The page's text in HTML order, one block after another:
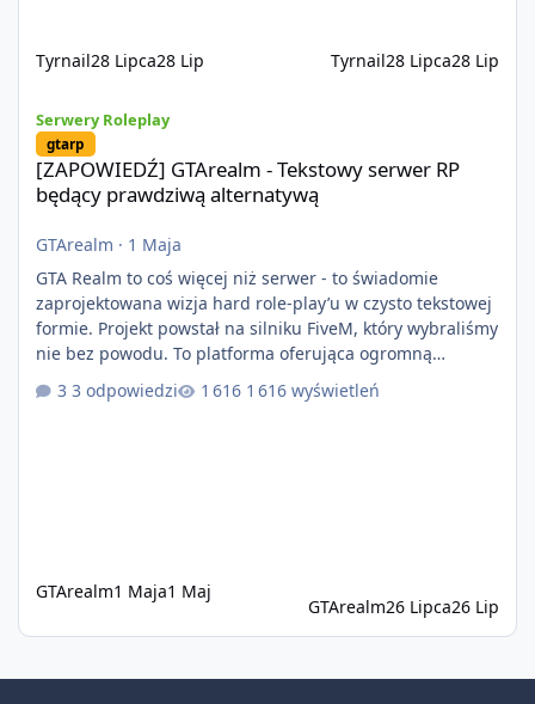
Tyrnail28 Lipca28 Lip Tyrnail28 Lipca28 Lip
Serwery Roleplay
gtarp
[ZAPOWIEDŹ] GTArealm - Tekstowy serwer RP
będący prawdziwą alternatywą
GTArealm · 1 Maja
GTA Realm to coś więcej niż serwer - to świadomie
zaprojektowana wizja hard role-play’u w czysto tekstowej
formie. Projekt powstał na silniku FiveM, który wybraliśmy
nie bez powodu. To platforma oferująca ogromną
elastyczność i znacznie szybszy rozwój systemów niż w
przypadku innych rozwiązań. Usprawniona
3 odpowiedzi 1 616 wyświetleń
GTArealm1 Maja1 Maj
GTArealm26 Lipca26 Lip